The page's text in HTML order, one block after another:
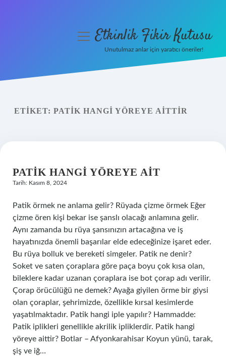
Yasal Uyarı
menüyüEtkinlik Fikir Kutusu
Unutulmaz anlar için yaratıcı öneriler!
ETIKET: PATIK HANGI YÖREYE AITTIR
PATIK HANGI YÖREYE AIT
Tarih: Kasım 8, 2024
Patik örmek ne anlama gelir? Rüyada çizme örmek Eğer
çizme ören kişi bekar ise şanslı olacağı anlamına gelir.
Aynı zamanda bu rüya şansınızın artacağına ve iş
hayatınızda önemli başarılar elde edeceğinize işaret eder.
Bu rüya bolluk ve bereketi simgeler. Patik ne denir?
Soket ve saten çoraplara göre paça boyu çok kısa olan,
bileklere kadar uzanan çoraplara ise bot çorap adı verilir.
Çorap örücülüğü ne demek? Ayağa giyilen örme bir giysi
olan çoraplar, şehrimizde, özellikle kırsal kesimlerde
yaşatılmaktadır. Patik hangi iple yapılır? Hammadde:
Patik iplikleri genellikle akrilik ipliklerdir. Patik hangi
yöreye aittir? Botlar – Afyonkarahisar Koyun yünü, tarak,
şiş ve iğ…